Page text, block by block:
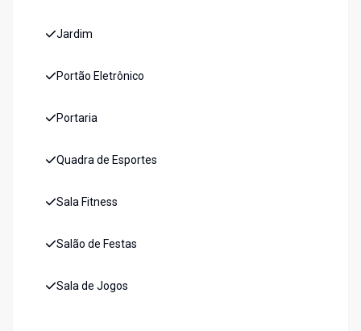
Jardim
Portão Eletrônico
Portaria
Quadra de Esportes
Sala Fitness
Salão de Festas
Sala de Jogos